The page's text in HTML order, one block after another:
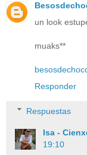
un look
muaks**
Responder
Respuestas
Isa -
19:10